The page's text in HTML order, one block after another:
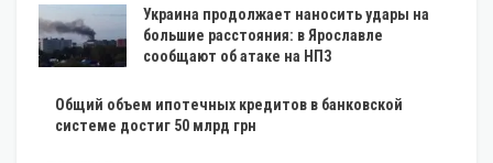
Украина продолжает наносить удары на
большие расстояния: в Ярославле
сообщают об атаке на НПЗ
Общий объем ипотечных кредитов в банковской
системе достиг 50 млрд грн